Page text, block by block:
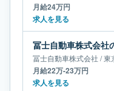
月給24万円
求人を見る
冨士自動車株式会社 /東
月給22万-23万円
求人を見る